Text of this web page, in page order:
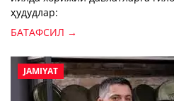
ҳудудлар:
БАТАФСИЛ →
JAMIYAT